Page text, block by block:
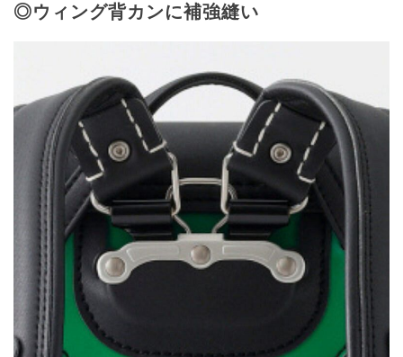
◎ウィング背カンに補強縫い